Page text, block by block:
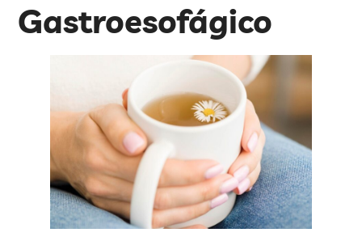
Gastroesofágico